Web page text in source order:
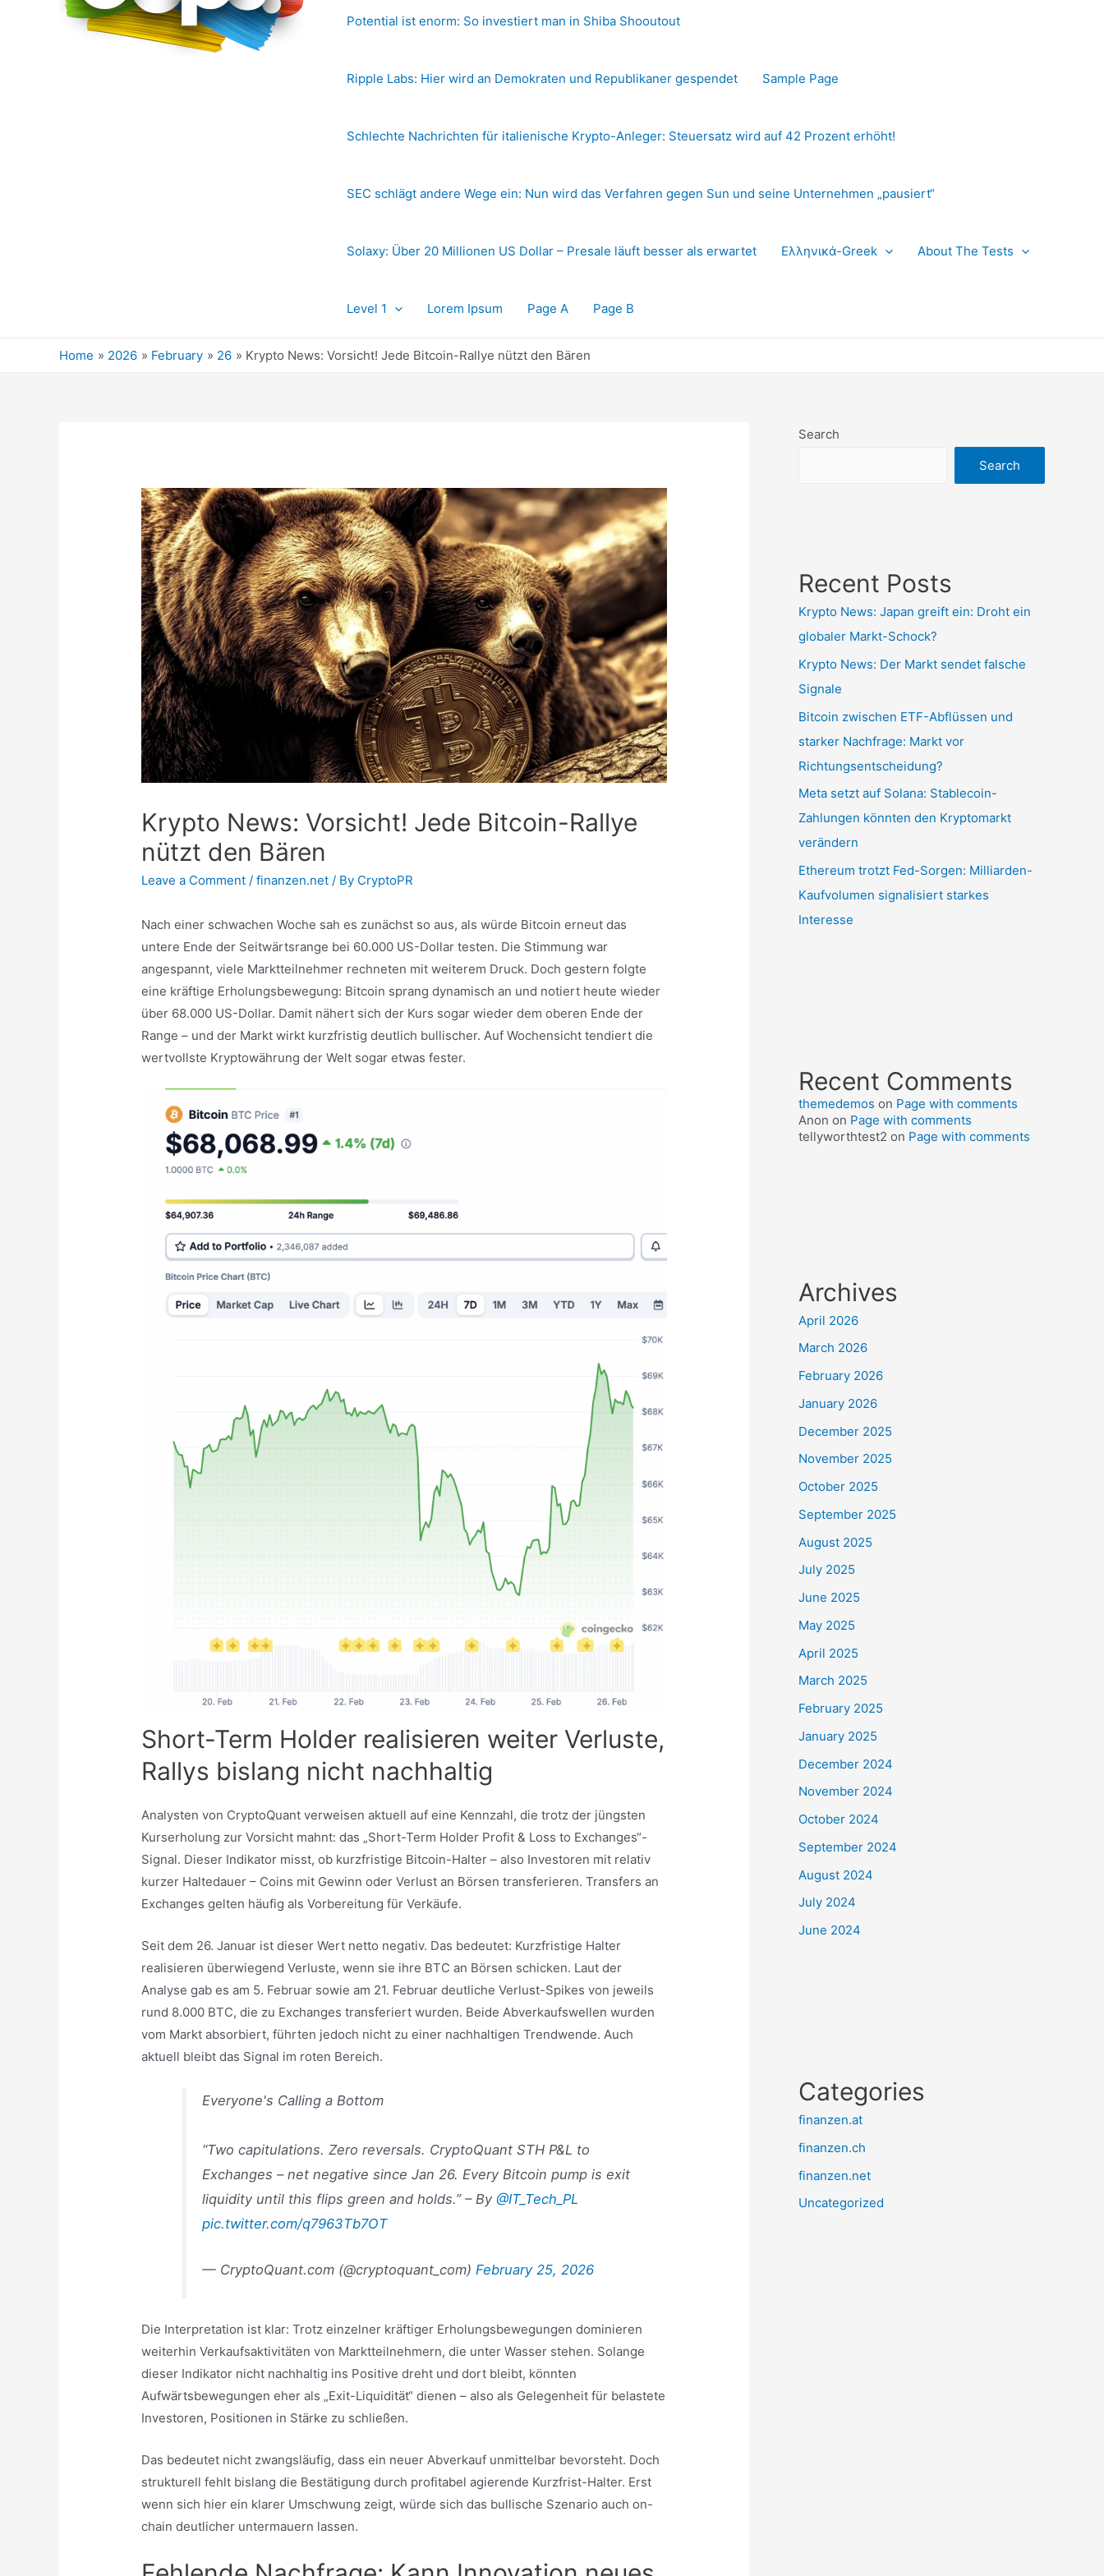
Potential ist enorm: So investiert man in Shiba Shooutout
Ripple Labs: Hier wird an Demokraten und Republikaner gespendet Sample Page
Schlechte Nachrichten für italienische Krypto-Anleger: Steuersatz wird auf 42 Prozent erhöht!
SEC schlägt andere Wege ein: Nun wird das Verfahren gegen Sun und seine Unternehmen „pausiert“
Solaxy: Über 20 Millionen US Dollar – Presale läuft besser als erwartet Ελληνικά-Greek About The Tests
Level 1 Lorem Ipsum Page A Page B
Home 2026 February 26 Krypto News: Vorsicht! Jede Bitcoin-Rallye nützt den Bären
Krypto News: Vorsicht! Jede Bitcoin-Rallye
nützt den Bären
Leave a Comment /finanzen.net / By CryptoPR
Nach einer schwachen Woche sah es zunächst so aus, als würde Bitcoin erneut das
untere Ende der Seitwärtsrange bei 60.000 US-Dollar testen. Die Stimmung war
angespannt, viele Marktteilnehmer rechneten mit weiterem Druck. Doch gestern folgte
eine kräftige Erholungsbewegung: Bitcoin sprang dynamisch an und notiert heute wieder
über 68.000 US-Dollar. Damit nähert sich der Kurs sogar wieder dem oberen Ende der
Range – und der Markt wirkt kurzfristig deutlich bullischer. Auf Wochensicht tendiert die
wertvollste Kryptowährung der Welt sogar etwas fester.
Short-Term Holder realisieren weiter Verluste,
Rallys bislang nicht nachhaltig
Analysten von CryptoQuant verweisen aktuell auf eine Kennzahl, die trotz der jüngsten
Kurserholung zur Vorsicht mahnt: das „Short-Term Holder Profit & Loss to Exchanges“-
Signal. Dieser Indikator misst, ob kurzfristige Bitcoin-Halter – also Investoren mit relativ
kurzer Haltedauer – Coins mit Gewinn oder Verlust an Börsen transferieren. Transfers an
Exchanges gelten häufig als Vorbereitung für Verkäufe.
Seit dem 26. Januar ist dieser Wert netto negativ. Das bedeutet: Kurzfristige Halter
realisieren überwiegend Verluste, wenn sie ihre BTC an Börsen schicken. Laut der
Analyse gab es am 5. Februar sowie am 21. Februar deutliche Verlust-Spikes von jeweils
rund 8.000 BTC, die zu Exchanges transferiert wurden. Beide Abverkaufswellen wurden
vom Markt absorbiert, führten jedoch nicht zu einer nachhaltigen Trendwende. Auch
aktuell bleibt das Signal im roten Bereich.
Everyone's Calling a Bottom
“Two capitulations. Zero reversals. CryptoQuant STH P&L to
Exchanges – net negative since Jan 26. Every Bitcoin pump is exit
liquidity until this flips green and holds.” – By@IT_Tech_PL
pic.twitter.com/q7963Tb7OT
— CryptoQuant.com (@cryptoquant_com) February 25, 2026
Die Interpretation ist klar: Trotz einzelner kräftiger Erholungsbewegungen dominieren
weiterhin Verkaufsaktivitäten von Marktteilnehmern, die unter Wasser stehen. Solange
dieser Indikator nicht nachhaltig ins Positive dreht und dort bleibt, könnten
Aufwärtsbewegungen eher als „Exit-Liquidität“ dienen – also als Gelegenheit für belastete
Investoren, Positionen in Stärke zu schließen.
Das bedeutet nicht zwangsläufig, dass ein neuer Abverkauf unmittelbar bevorsteht. Doch
strukturell fehlt bislang die Bestätigung durch profitabel agierende Kurzfrist-Halter. Erst
wenn sich hier ein klarer Umschwung zeigt, würde sich das bullische Szenario auch on-
chain deutlicher untermauern lassen.
Search
Search
Recent Posts
Krypto News: Japan greift ein: Droht ein
globaler Markt-Schock?
Krypto News: Der Markt sendet falsche
Signale
Bitcoin zwischen ETF-Abflüssen und
starker Nachfrage: Markt vor
Richtungsentscheidung?
Meta setzt auf Solana: Stablecoin-
Zahlungen könnten den Kryptomarkt
verändern
Ethereum trotzt Fed-Sorgen: Milliarden-
Kaufvolumen signalisiert starkes
Interesse
Recent Comments
themedemos on Page with comments
Anon on Page with comments
tellyworthtest2 on Page with comments
Archives
April 2026
March 2026
February 2026
January 2026
December 2025
November 2025
October 2025
September 2025
August 2025
July 2025
June 2025
May 2025
April 2025
March 2025
February 2025
January 2025
December 2024
November 2024
October 2024
September 2024
August 2024
July 2024
June 2024
Categories
finanzen.at
finanzen.ch
finanzen.net
Uncategorized